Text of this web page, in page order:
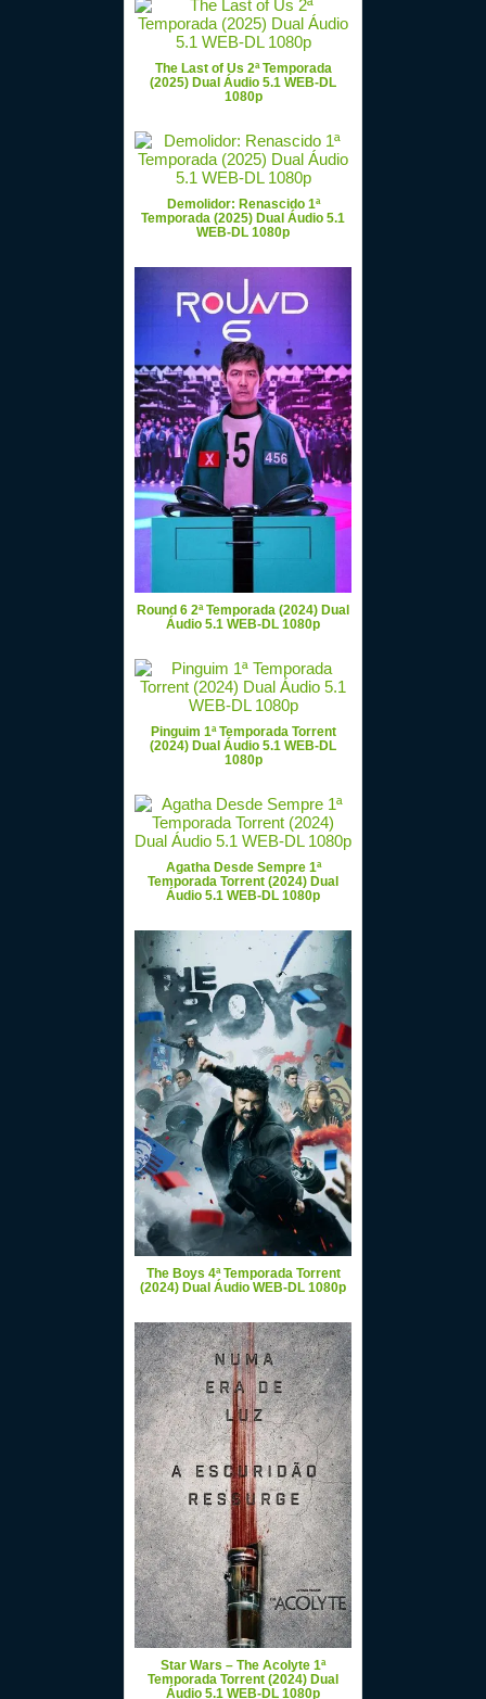
The Last of Us 2ª Temporada
(2025) Dual Áudio 5.1 WEB-DL
1080p
Demolidor: Renascido 1ª
Temporada (2025) Dual Áudio 5.1
WEB-DL 1080p
Round 6 2ª Temporada (2024) Dual
Áudio 5.1 WEB-DL 1080p
Pinguim 1ª Temporada Torrent
(2024) Dual Áudio 5.1 WEB-DL
1080p
Agatha Desde Sempre 1ª
Temporada Torrent (2024) Dual
Áudio 5.1 WEB-DL 1080p
The Boys 4ª Temporada Torrent
(2024) Dual Áudio WEB-DL 1080p
Star Wars – The Acolyte 1ª
Temporada Torrent (2024) Dual
Áudio 5.1 WEB-DL 1080p